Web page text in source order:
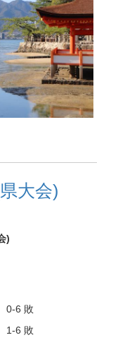
大会)
)
6 敗
6 敗